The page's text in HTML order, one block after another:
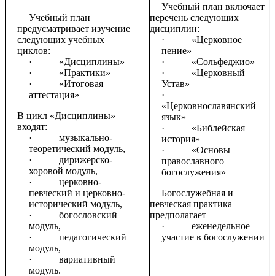
Учебный план
предусматривает изучение
следующих учебных
циклов:
·
«Дисциплины»
·
«Практики»
·
«Итоговая
аттестация»
В цикл «Дисциплины»
входят:
·
музыкально-
теоретический модуль,
·
дирижерско-
хоровой модуль,
·
церковно-
певческий и церковно-
исторический модуль,
·
богословский
модуль,
·
педагогический
модуль,
·
вариативный
модуль.
Учебный план включает
перечень следующих
дисциплин:
·
«Церковное
пение»
·
«Сольфеджио»
·
«Церковный
Устав»
·
«Церковнославянский
язык»
·
«Библейская
история»
·
«Основы
православного
богослужения»
Богослужебная и
певческая практика
предполагает
·
еженедельное
участие в богослужении